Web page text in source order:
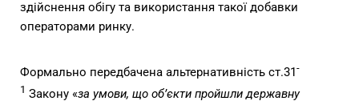
здійснення обігу та використання такої добавки
операторами ринку.
Формально передбачена альтернативність ст.31-
1 Закону «за умови, що об’єкти пройшли державну